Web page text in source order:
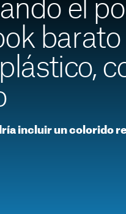
el
barato
incluir un colorido